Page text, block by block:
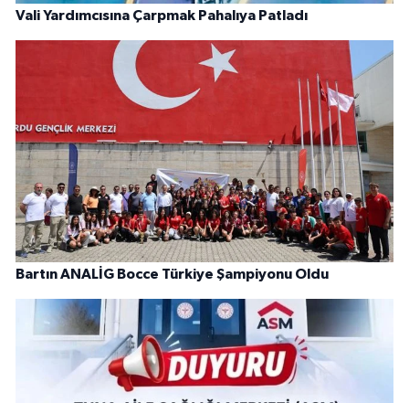
Vali Yardımcısına Çarpmak Pahalıya Patladı
Bartın ANALİG Bocce Türkiye Şampiyonu Oldu